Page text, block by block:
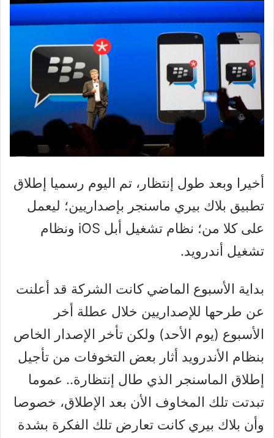
أخيرا وبعد طول إنتظار، تم اليوم رسميا إطلاق
تطبيق بلاك بيري ماسنجر بإصداريين؛ ليعمل
على كلا من؛ نظام تشغيل أبل iOS ونظام
تشغيل أندرويد.
بداية الأسبوع الماضي كانت الشركة قد أعلنت
عن طرحها للإصداريين خلال عطلة أخر
الأسبوع (يوم الأحد) ولكن تأخر الإصدار الخاص
بنظام الأندرويد أثار بعض التخوفات من تأجيل
إطلاق الماسنجر الذي طال إنتظارة.. عموما
تبدتت تلك المخاوف الأن بعد الإطلاق، خصوصا
وأن بلاك بيري كانت تعارض تلك الفكرة بشدة